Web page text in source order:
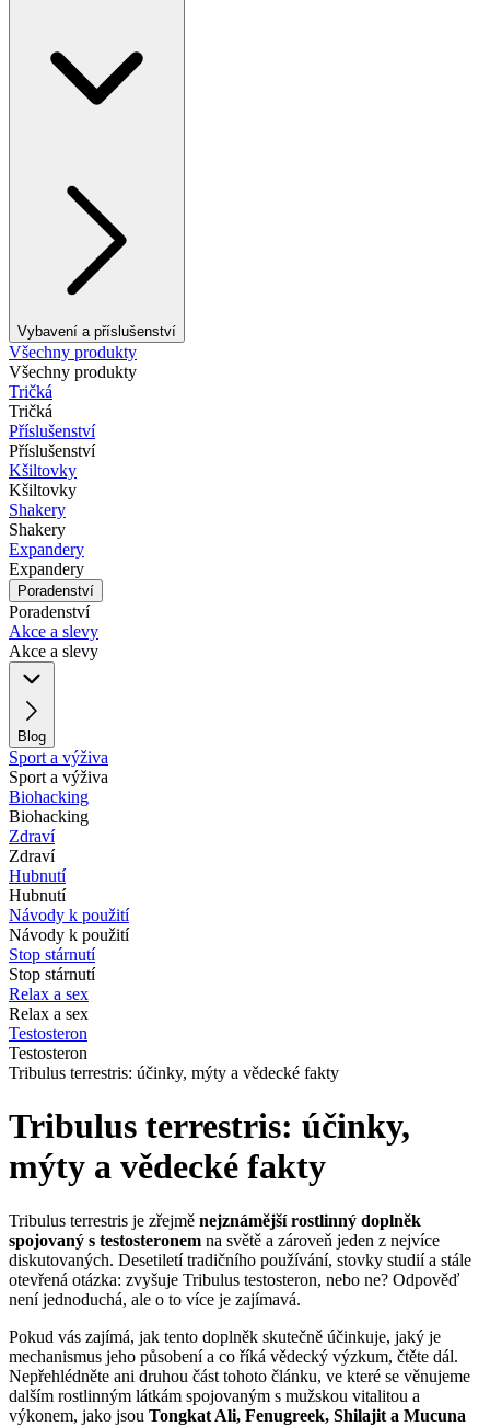
Vybavení a příslušenství
Všechny produkty
Všechny produkty
Tričká
Tričká
Příslušenství
Příslušenství
Kšiltovky
Kšiltovky
Shakery
Shakery
Expandery
Expandery
Poradenství
Poradenství
Akce a slevy
Akce a slevy
Blog
Sport a výživa
Sport a výživa
Biohacking
Biohacking
Zdraví
Zdraví
Hubnutí
Hubnutí
Návody k použití
Návody k použití
Stop stárnutí
Stop stárnutí
Relax a sex
Relax a sex
Testosteron
Testosteron
Tribulus terrestris: účinky, mýty a vědecké fakty
Tribulus terrestris: účinky,
mýty a vědecké fakty
Tribulus terrestris je zřejmě nejznámější rostlinný doplněk
spojovaný s testosteronem na světě a zároveň jeden z nejvíce
diskutovaných. Desetiletí tradičního používání, stovky studií a stále
otevřená otázka: zvyšuje Tribulus testosteron, nebo ne? Odpověď
není jednoduchá, ale o to více je zajímavá.
Pokud vás zajímá, jak tento doplněk skutečně účinkuje, jaký je
mechanismus jeho působení a co říká vědecký výzkum, čtěte dál.
Nepřehlédněte ani druhou část tohoto článku, ve které se věnujeme
dalším rostlinným látkám spojovaným s mužskou vitalitou a
výkonem, jako jsou Tongkat Ali, Fenugreek, Shilajit a Mucuna